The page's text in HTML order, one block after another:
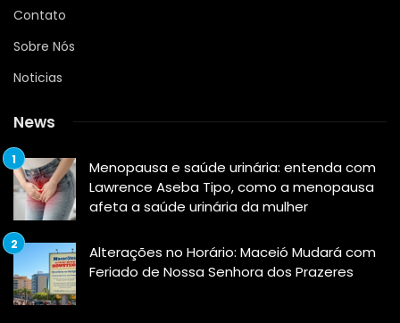
Contato
Sobre Nós
Noticias
News
Menopausa e saúde urinária: entenda com
Lawrence Aseba Tipo, como a menopausa
afeta a saúde urinária da mulher
Alterações no Horário: Maceió Mudará com
Feriado de Nossa Senhora dos Prazeres